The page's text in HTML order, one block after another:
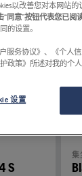
S
集
以改善您对本网站
“同意”按钮代表您已阅
的设置。
服务协议》、《个人
政策》所述对我的个
设置